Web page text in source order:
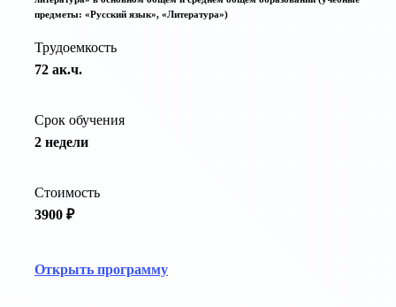
предметы: «Русский язык», «Литература»)
Трудоемкость
72 ак.ч.
Срок обучения
2 недели
Стоимость
3900 ₽
Открыть программу